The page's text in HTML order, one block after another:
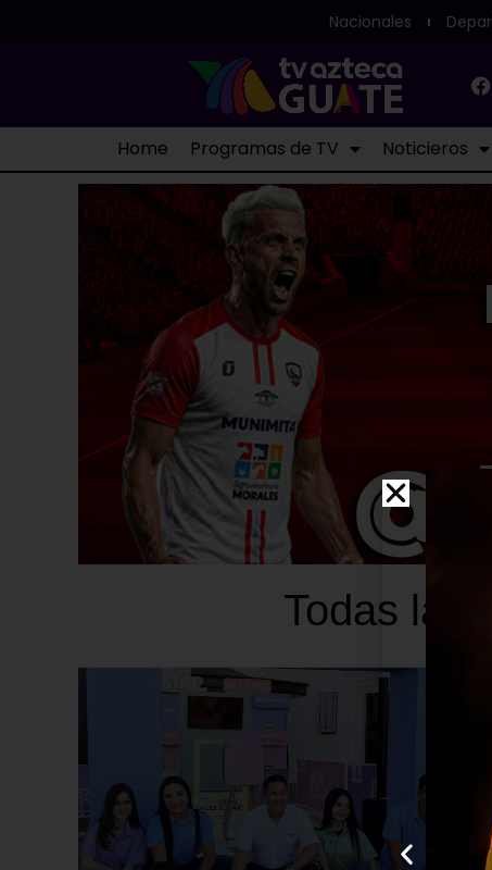
Nacionales
Home Programas de TV Noticieros
Todas las